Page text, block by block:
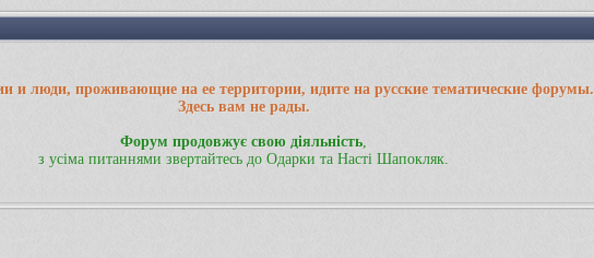
и люди, проживающие на ее территории, идите на русские тематические форумы.
Здесь вам не рады.
Форум продовжує свою діяльність
з усіма питаннями звертайтесь до Одарки та Насті Шапокляк.